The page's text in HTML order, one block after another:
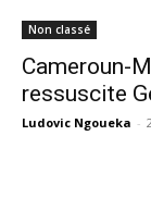
Non classé
Cameroun-
ressuscite
Ludovic Ngoueka -